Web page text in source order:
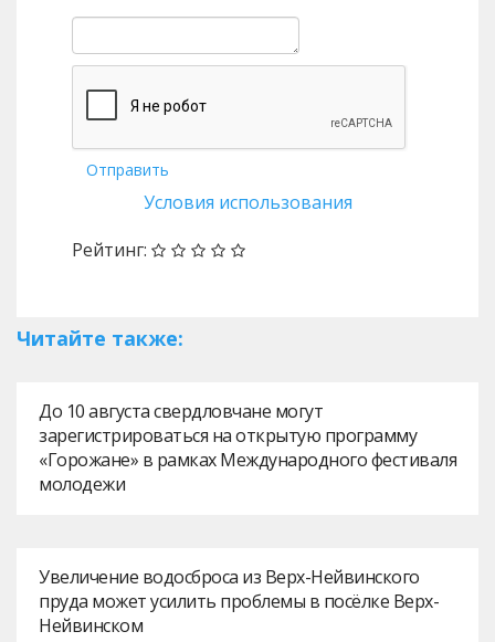
Отправить
Условия использования
Рейтинг:
Читайте также:
До 10 августа свердловчане могут
зарегистрироваться на открытую программу
«Горожане» в рамках Международного фестиваля
молодежи
Увеличение водосброса из Верх-Нейвинского
пруда может усилить проблемы в посёлке Верх-
Нейвинском